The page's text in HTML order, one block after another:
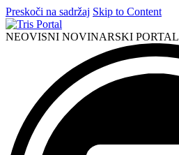
Preskoči na sadržaj Skip to Content
NEOVISNI NOVINARSKI PORTAL